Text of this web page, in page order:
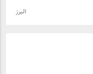
البرز